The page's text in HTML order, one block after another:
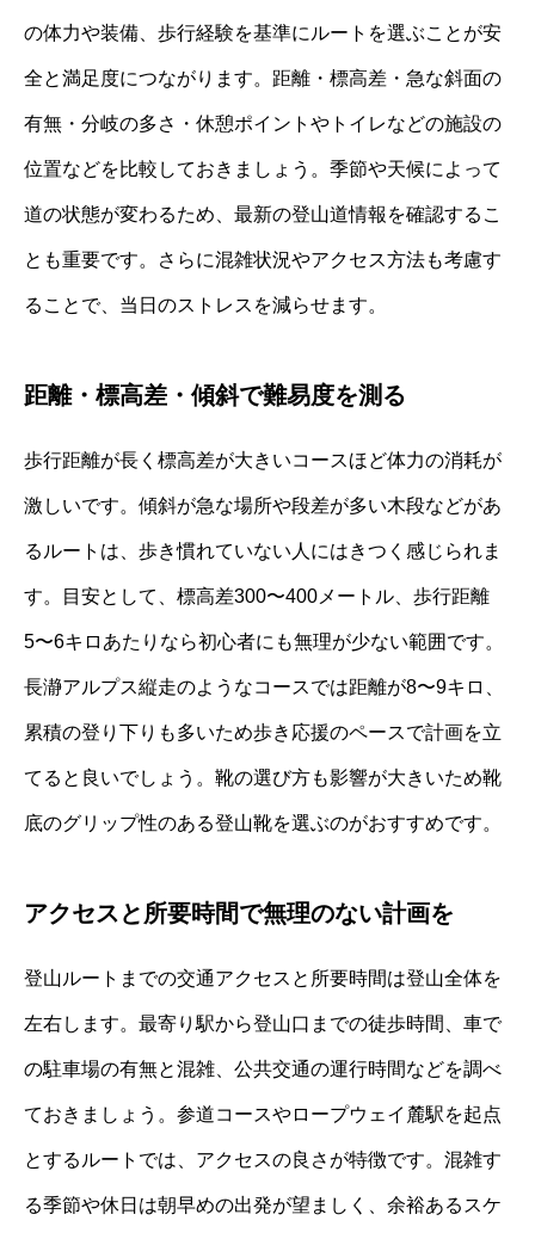
の体力や装備、歩行経験を基準にルートを選ぶことが安
全と満足度につながります。距離・標高差・急な斜面の
有無・分岐の多さ・休憩ポイントやトイレなどの施設の
位置などを比較しておきましょう。季節や天候によって
道の状態が変わるため、最新の登山道情報を確認するこ
とも重要です。さらに混雑状況やアクセス方法も考慮す
ることで、当日のストレスを減らせます。
距離・標高差・傾斜で難易度を測る
歩行距離が長く標高差が大きいコースほど体力の消耗が
激しいです。傾斜が急な場所や段差が多い木段などがあ
るルートは、歩き慣れていない人にはきつく感じられま
す。目安として、標高差300〜400メートル、歩行距離
5〜6キロあたりなら初心者にも無理が少ない範囲です。
長瀞アルプス縦走のようなコースでは距離が8〜9キロ、
累積の登り下りも多いため歩き応援のペースで計画を立
てると良いでしょう。靴の選び方も影響が大きいため靴
底のグリップ性のある登山靴を選ぶのがおすすめです。
アクセスと所要時間で無理のない計画を
登山ルートまでの交通アクセスと所要時間は登山全体を
左右します。最寄り駅から登山口までの徒歩時間、車で
の駐車場の有無と混雑、公共交通の運行時間などを調べ
ておきましょう。参道コースやロープウェイ麓駅を起点
とするルートでは、アクセスの良さが特徴です。混雑す
る季節や休日は朝早めの出発が望ましく、余裕あるスケ